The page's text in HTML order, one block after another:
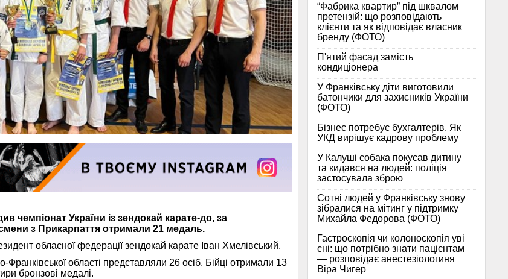
чемпіонат України із зендокай карате-до, за
з Прикарпаття отримали 21 медаль.
обласної федерації зендокай карате Іван Хмелівський.
Франківської області представляли 26 осіб. Бійці отримали 13
бронзові медалі.
“Фабрика квартир” під шквалом
претензій: що розповідають
клієнти та як відповідає власник
бренду (ФОТО)
П'ятий фасад замість
кондиціонера
У Франківську діти виготовили
батончики для захисників України
(ФОТО)
Бізнес потребує бухгалтерів. Як
УКД вирішує кадрову проблему
У Калуші собака покусав дитину
та кидався на людей: поліція
застосувала зброю
Сотні людей у Франківську знову
зібралися на мітинг у підтримку
Михайла Федорова (ФОТО)
Гастроскопія чи колоноскопія уві
сні: що потрібно знати пацієнтам
— розповідає анестезіологиня
Віра Чигер